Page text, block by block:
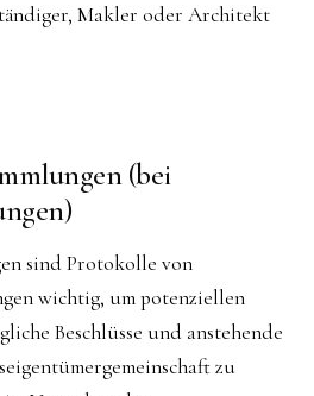
Makler oder Architekt
(bei
sind Protokolle von
wichtig, um potenziellen
Beschlüsse und anstehende
zu